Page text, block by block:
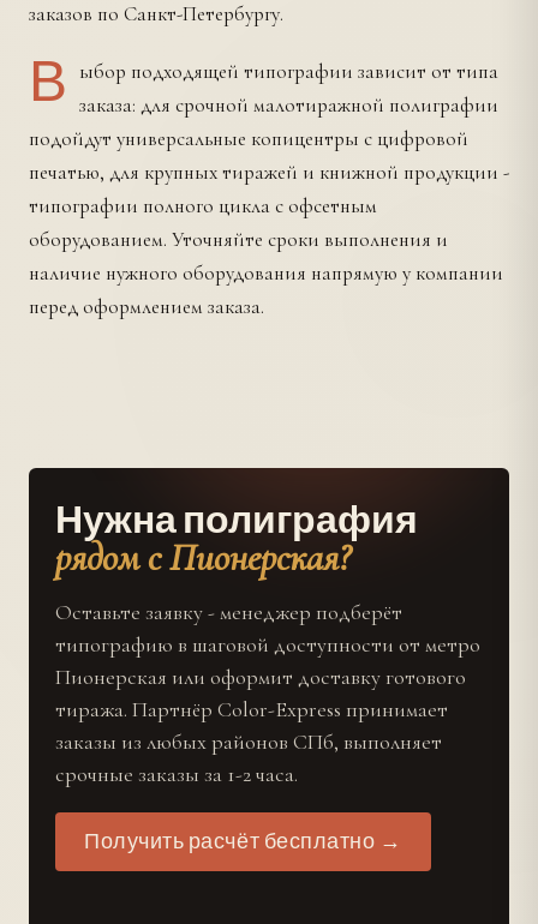
заказов по Санкт-Петербургу.
В
ыбор подходящей типографии зависит от типа
заказа: для срочной малотиражной полиграфии
подойдут универсальные копицентры с цифровой
печатью, для крупных тиражей и книжной продукции -
типографии полного цикла с офсетным
оборудованием. Уточняйте сроки выполнения и
наличие нужного оборудования напрямую у компании
перед оформлением заказа.
Нужна полиграфия
рядом с Пионерская?
Оставьте заявку - менеджер подберёт
типографию в шаговой доступности от метро
Пионерская или оформит доставку готового
тиража. Партнёр Color-Express принимает
заказы из любых районов СПб, выполняет
срочные заказы за 1-2 часа.
Получить расчёт бесплатно →